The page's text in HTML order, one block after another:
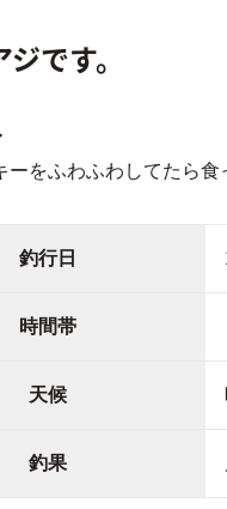
です。
をふわふわしてたら
釣行日
時間帯
天候
釣果